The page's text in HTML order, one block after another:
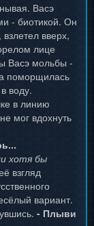
Васэ
- биотикой. Он
вверх,
лице
Васэ мольбы -
поморщилась
воду.
в линию
мог вдохнуть
хотя бы
взгляд
вариант.
- Плыви